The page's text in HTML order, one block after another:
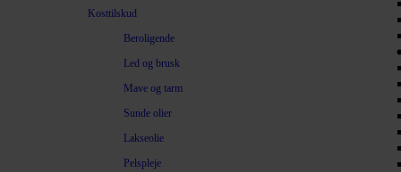
Kosttilskud
Beroligende
Led og brusk
Mave og tarm
Sunde olier
Lakseolie
Pelspleje